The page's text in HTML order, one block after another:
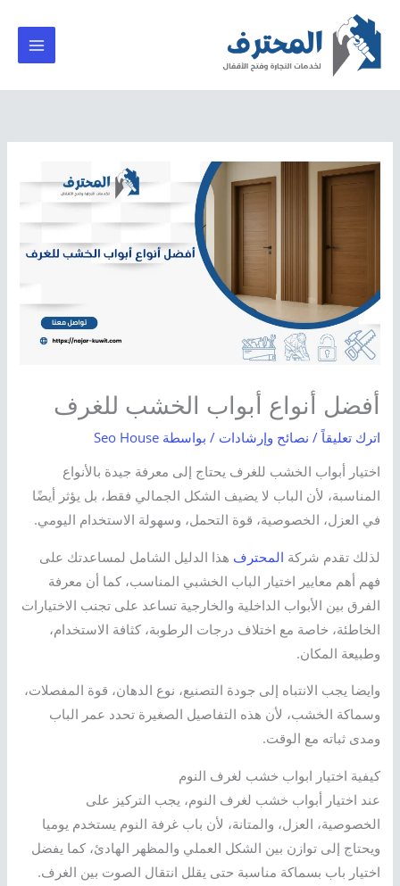
المحتوى
أفضل أنواع أبواب الخشب للغرف
اترك تعليقاً / نصائح وإرشادات / بواسطة Seo House
اختيار أبواب الخشب للغرف يحتاج إلى معرفة جيدة بالأنواع
المناسبة، لأن الباب لا يضيف الشكل الجمالي فقط، بل يؤثر أيضًا
في العزل، الخصوصية، قوة التحمل، وسهولة الاستخدام اليومي.
لذلك تقدم شركة المحترف هذا الدليل الشامل لمساعدتك على
فهم أهم معايير اختيار الباب الخشبي المناسب، كما أن معرفة
الفرق بين الأبواب الداخلية والخارجية تساعد على تجنب الاختيارات
الخاطئة، خاصة مع اختلاف درجات الرطوبة، كثافة الاستخدام،
وطبيعة المكان.
وايضا يجب الانتباه إلى جودة التصنيع، نوع الدهان، قوة المفصلات،
وسماكة الخشب، لأن هذه التفاصيل الصغيرة تحدد عمر الباب
ومدى ثباته مع الوقت.
كيفية اختيار ابواب خشب لغرف النوم
عند اختيار أبواب خشب لغرف النوم، يجب التركيز على
الخصوصية، العزل، والمتانة، لأن باب غرفة النوم يستخدم يوميا
ويحتاج إلى توازن بين الشكل العملي والمظهر الهادئ، كما يفضل
اختيار باب بسماكة مناسبة حتى يقلل انتقال الصوت بين الغرف.